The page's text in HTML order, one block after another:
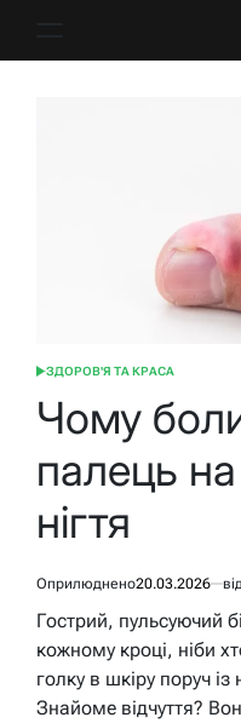
ОПУБЛІКУВАТИ
ЗДОРОВ'Я ТА КРАСА
Чому
палець на
нігтя
Оприлюднено20.03.2026 від
Гострий, пульсуючий
кожному кроці, ніби
голку в шкіру поруч
Знайоме відчуття?